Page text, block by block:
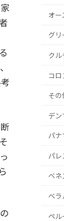
オー
グリ
クル
コロ
その
デン
パナ
パレ
ベネ
ベラ
ペル